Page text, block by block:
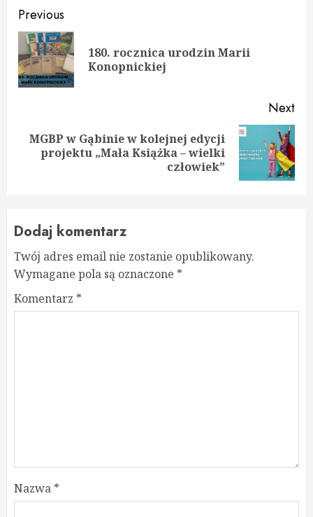
Continue
Reading
Previous
180. rocznica urodzin Marii
Konopnickiej
Next
Next
MGBP w Gąbinie w kolejnej edycji
projektu „Mała Książka – wielki
człowiek”
Dodaj komentarz
Twój adres email nie zostanie opublikowany.
Wymagane pola są oznaczone *
Komentarz *
Nazwa *